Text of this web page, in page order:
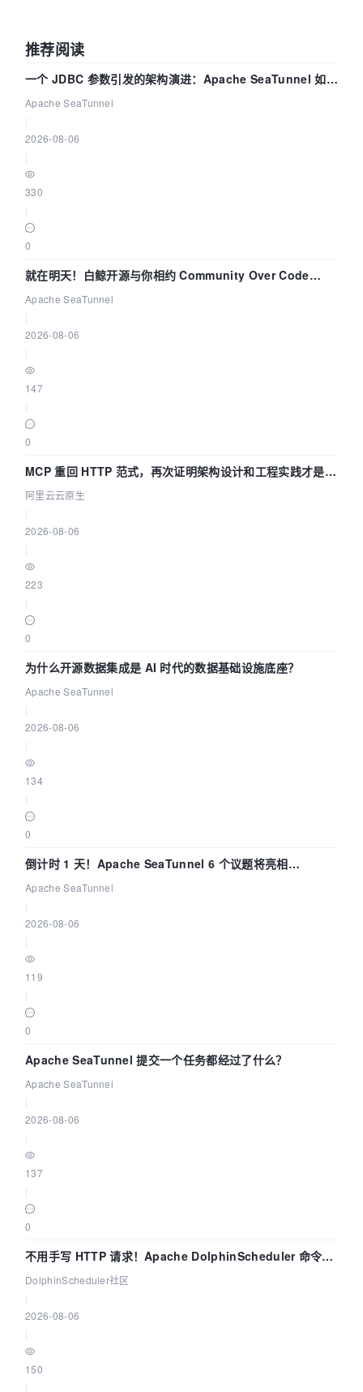
推荐阅读
一个 JDBC 参数引发的架构演进：Apache SeaTunnel 如何
解决数据同步中的“定时 Flush”难题
Apache SeaTunnel
2026-08-06
330
0
就在明天！白鲸开源与你相约 Community Over Code
Asia 2026 主题演讲！
Apache SeaTunnel
2026-08-06
147
0
MCP 重回 HTTP 范式，再次证明架构设计和工程实践才是稀
缺资源
阿里云云原生
2026-08-06
223
0
为什么开源数据集成是 AI 时代的数据基础设施底座？
Apache SeaTunnel
2026-08-06
134
0
倒计时 1 天！Apache SeaTunnel 6 个议题将亮相
Community Over Code Asia 2026
Apache SeaTunnel
2026-08-06
119
0
Apache SeaTunnel 提交一个任务都经过了什么？
Apache SeaTunnel
2026-08-06
137
0
不用手写 HTTP 请求！Apache DolphinScheduler 命令行
dsctl 两分钟上手
DolphinScheduler社区
2026-08-06
150